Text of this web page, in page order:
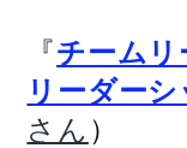
『チーム
リーダー
さん ）